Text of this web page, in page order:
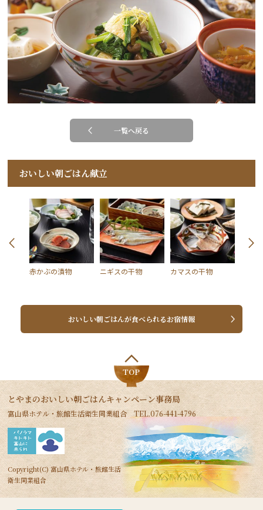
一覧へ戻る
おいしい朝ごはん献立
赤かぶの漬物 ニギスの干物 カマスの干物
おいしい朝ごはんが食べられるお宿情報
TOP
とやまのおいしい朝ごはんキャンペーン事務局
富山県ホテル・旅館生活衛生同業組合 TEL.076-441-4796
Copyright(C) 富山県ホテル・旅館生活
衛生同業組合